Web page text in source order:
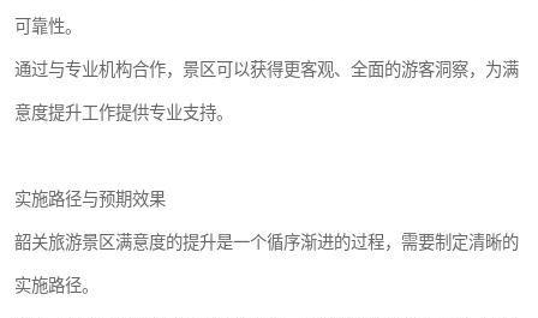
可靠性。
通过与专业机构合作，景区可以获得更客观、全面的游客洞察，为满
意度提升工作提供专业支持。
实施路径与预期效果
韶关旅游景区满意度的提升是一个循序渐进的过程，需要制定清晰的
实施路径。